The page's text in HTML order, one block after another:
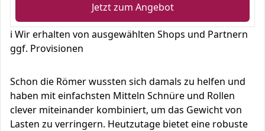
Jetzt zum Angebot
ℹ️ Wir erhalten von ausgewählten Shops und Partnern
ggf. Provisionen
Schon die Römer wussten sich damals zu helfen und
haben mit einfachsten Mitteln Schnüre und Rollen
clever miteinander kombiniert, um das Gewicht von
Lasten zu verringern. Heutzutage bietet eine robuste